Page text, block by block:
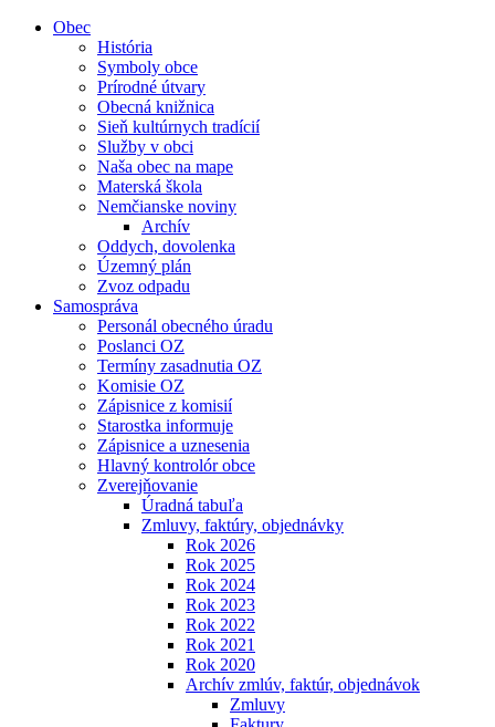
Obec
História
Symboly obce
Prírodné útvary
Obecná knižnica
Sieň kultúrnych tradícií
Služby v obci
Naša obec na mape
Materská škola
Nemčianske noviny
Archív
Oddych, dovolenka
Územný plán
Zvoz odpadu
Samospráva
Personál obecného úradu
Poslanci OZ
Termíny zasadnutia OZ
Komisie OZ
Zápisnice z komisií
Starostka informuje
Zápisnice a uznesenia
Hlavný kontrolór obce
Zverejňovanie
Úradná tabuľa
Zmluvy, faktúry, objednávky
Rok 2026
Rok 2025
Rok 2024
Rok 2023
Rok 2022
Rok 2021
Rok 2020
Archív zmlúv, faktúr, objednávok
Zmluvy